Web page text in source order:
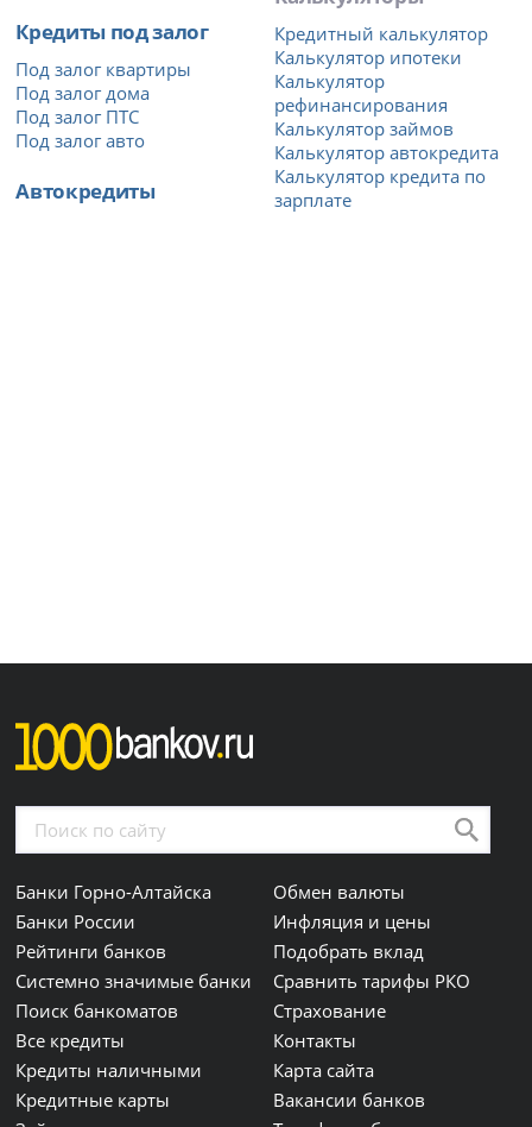
Кредиты под залог
Под залог квартиры
Под залог дома
Под залог ПТС
Под залог авто
Автокредиты
Кредитный калькулятор
Калькулятор ипотеки
Калькулятор
рефинансирования
Калькулятор займов
Калькулятор автокредита
Калькулятор кредита по
зарплате
Банки Горно-Алтайска
Банки России
Рейтинги банков
Системно значимые банки
Поиск банкоматов
Все кредиты
Кредиты наличными
Кредитные карты
Обмен валюты
Инфляция и цены
Подобрать вклад
Сравнить тарифы РКО
Страхование
Контакты
Карта сайта
Вакансии банков